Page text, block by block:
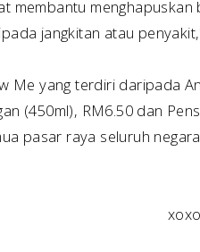
membantu
jangkitan atau
Me yang terdiri daripada
(450ml), RM6.50 dan
pasar raya seluruh